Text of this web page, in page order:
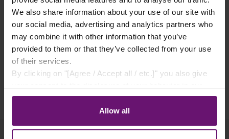
We also share information about your use of our site with
our social media, advertising and analytics partners who
may combine it with other information that you’ve
provided to them or that they’ve collected from your use
of their services.
By clicking on "[Agree / Accept all / etc.]" you also give
store to our partner, shopware AG (Ebbinghoff 10, 48624
Schöppingen, Germany), which cannot assign this data
to you personally, but may process it for its own
Allow all
✓ Rabatte ab 500€ Warenwert
✓ Käuferschutz
✓ Flexible Zahlungsarten